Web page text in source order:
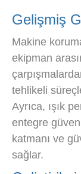
Gelişmiş
Makine
ekipman
tehlikeli
Ayrıca, ışık
entegre
katmanı ve
sağlar.